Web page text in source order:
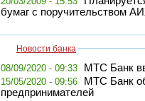
бумаг с поручительством
Новости банка
08/09/2020 - 09:33 МТС Банк
15/05/2020 - 09:56
​МТС Банк
предпринимателей